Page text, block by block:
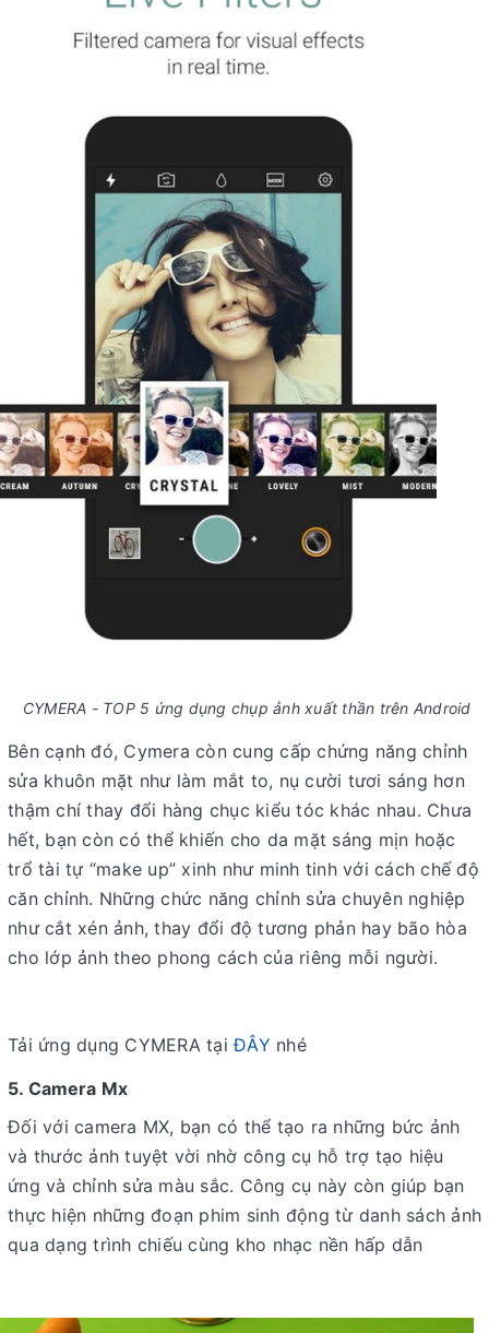
CYMERA - TOP 5 ứng dụng chụp ảnh xuất thần trên Android
Bên cạnh đó, Cymera còn cung cấp chứng năng chỉnh
sửa khuôn mặt như làm mắt to, nụ cười tươi sáng hơn
thậm chí thay đổi hàng chục kiểu tóc khác nhau. Chưa
hết, bạn còn có thể khiến cho da mặt sáng mịn hoặc
trổ tài tự “make up” xinh như minh tinh với cách chế độ
căn chỉnh. Những chức năng chỉnh sửa chuyên nghiệp
như cắt xén ảnh, thay đổi độ tương phản hay bão hòa
cho lớp ảnh theo phong cách của riêng mỗi người.
Tải ứng dụng CYMERA tạiĐÂY nhé
5. Camera Mx
Đối với camera MX, bạn có thể tạo ra những bức ảnh
và thước ảnh tuyệt vời nhờ công cụ hỗ trợ tạo hiệu
ứng và chỉnh sửa màu sắc. Công cụ này còn giúp bạn
thực hiện những đoạn phim sinh động từ danh sách ảnh
qua dạng trình chiếu cùng kho nhạc nền hấp dẫn